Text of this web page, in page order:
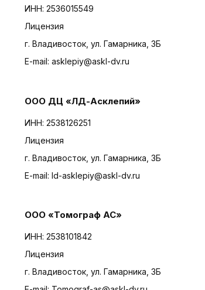
ИНН: 2536015549
Лицензия
г. Владивосток, ул. Гамарника, 3Б
E-mail: asklepiy@askl-dv.ru
ООО ДЦ «ЛД-Асклепий»
ИНН: 2538126251
Лицензия
г. Владивосток, ул. Гамарника, 3Б
E-mail: ld-asklepiy@askl-dv.ru
ООО «Томограф АС»
ИНН: 2538101842
Лицензия
г. Владивосток, ул. Гамарника, 3Б